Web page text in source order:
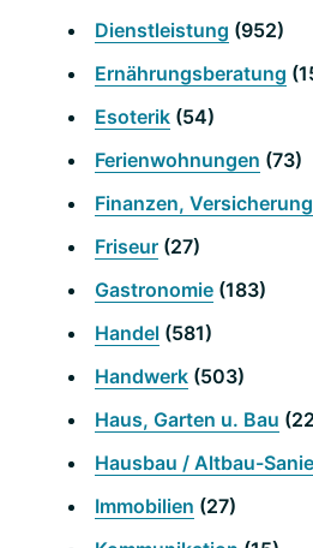
Dienstleistung (952)
Ernährungsberatung
Esoterik (54)
Ferienwohnungen (73)
Finanzen,
Friseur (27)
Gastronomie (183)
Handel (581)
Handwerk (503)
Haus, Garten u. Bau
Hausbau / Altbau-
Immobilien (27)